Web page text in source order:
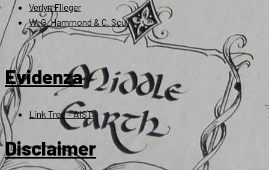
Verlyn Flieger
W. G. Hammond & C. Scull
Evidenza
Link Tree – AIST
Disclaimer